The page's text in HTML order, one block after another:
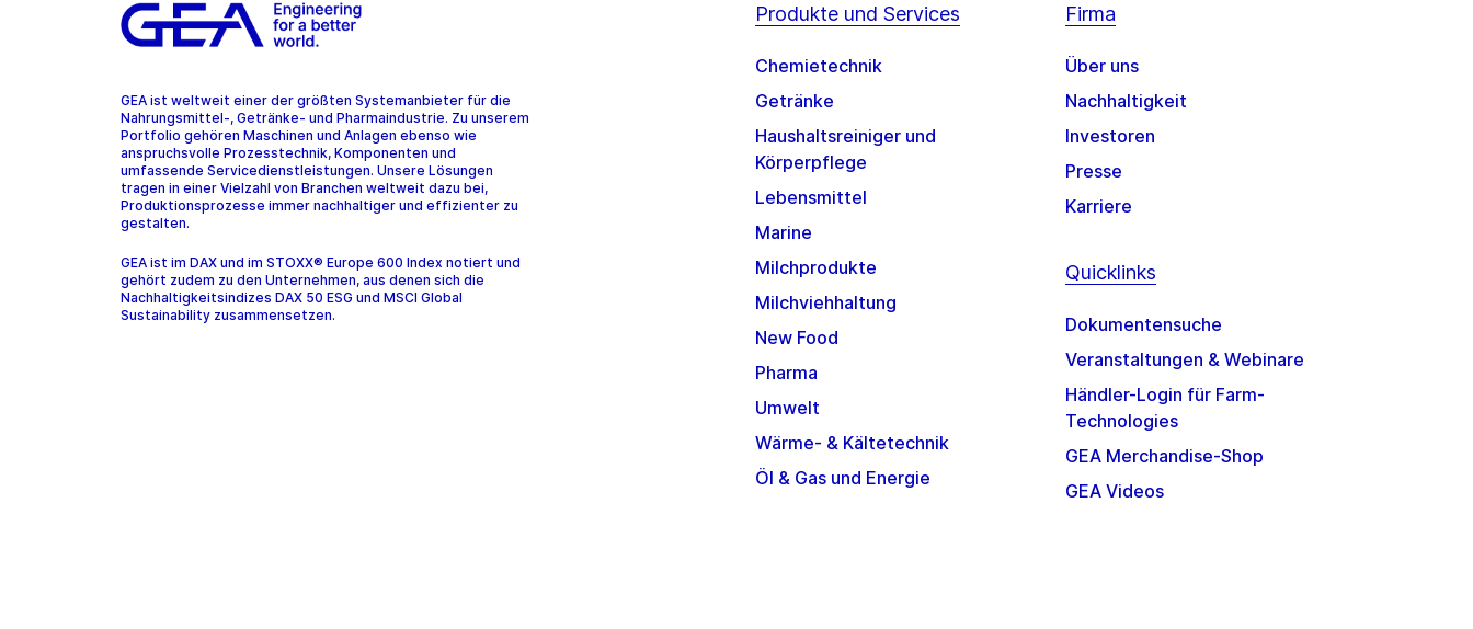
GEA ist weltweit einer der größten Systemanbieter für die
Nahrungsmittel-, Getränke- und Pharmaindustrie. Zu unserem
Portfolio gehören Maschinen und Anlagen ebenso wie
anspruchsvolle Prozesstechnik, Komponenten und
umfassende Servicedienstleistungen. Unsere Lösungen
tragen in einer Vielzahl von Branchen weltweit dazu bei,
Produktionsprozesse immer nachhaltiger und effizienter zu
gestalten.
GEA ist im DAX und im STOXX® Europe 600 Index notiert und
gehört zudem zu den Unternehmen, aus denen sich die
Nachhaltigkeitsindizes DAX 50 ESG und MSCI Global
Sustainability zusammensetzen.
Produkte und Services
Chemietechnik
Getränke
Haushaltsreiniger und
Körperpflege
Lebensmittel
Marine
Milchprodukte
Milchviehhaltung
New Food
Pharma
Umwelt
Wärme- & Kältetechnik
Öl & Gas und Energie
Firma
Über uns
Nachhaltigkeit
Investoren
Presse
Karriere
Quicklinks
Dokumentensuche
Veranstaltungen & Webinare
Händler-Login für Farm-
Technologies
GEA Merchandise-Shop
GEA Videos